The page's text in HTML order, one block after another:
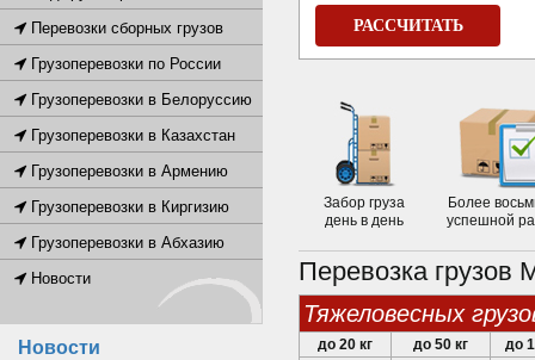
РАССЧИТАТЬ
Забор груза
день в день
Более
успешной
Перевозка грузов
тяжеловесных
до 20 кг до 50 кг
до
Перевозки сборных грузов
Грузоперевозки по России
Грузоперевозки в Белоруссию
Грузоперевозки в Казахстан
Грузоперевозки в Армению
Грузоперевозки в Киргизию
Грузоперевозки в Абхазию
Новости
Новости